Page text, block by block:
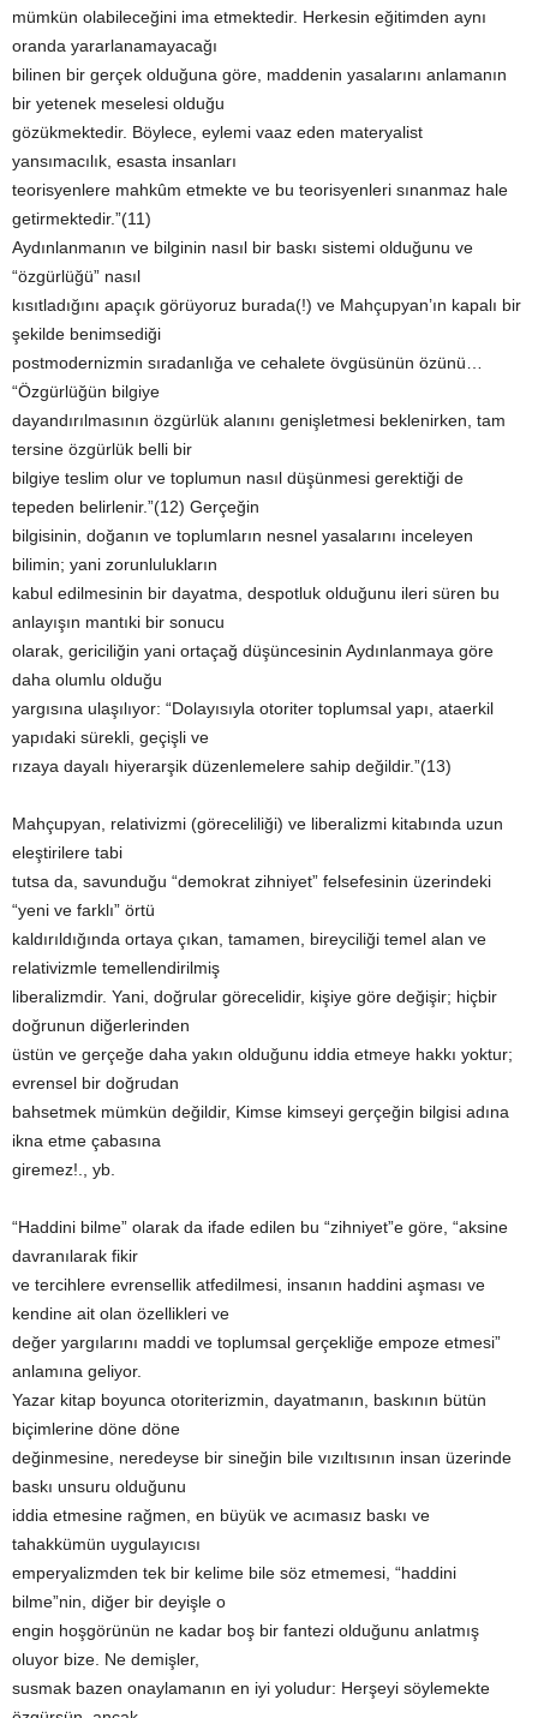
mümkün olabileceğini ima etmektedir. Herkesin eğitimden aynı
oranda yararlanamayacağı
bilinen bir gerçek olduğuna göre, maddenin yasalarını anlamanın
bir yetenek meselesi olduğu
gözükmektedir. Böylece, eylemi vaaz eden materyalist
yansımacılık, esasta insanları
teorisyenlere mahkûm etmekte ve bu teorisyenleri sınanmaz hale
getirmektedir.”(11)
Aydınlanmanın ve bilginin nasıl bir baskı sistemi olduğunu ve
“özgürlüğü” nasıl
kısıtladığını apaçık görüyoruz burada(!) ve Mahçupyan’ın kapalı bir
şekilde benimsediği
postmodernizmin sıradanlığa ve cehalete övgüsünün özünü…
“Özgürlüğün bilgiye
dayandırılmasının özgürlük alanını genişletmesi beklenirken, tam
tersine özgürlük belli bir
bilgiye teslim olur ve toplumun nasıl düşünmesi gerektiği de
tepeden belirlenir.”(12) Gerçeğin
bilgisinin, doğanın ve toplumların nesnel yasalarını inceleyen
bilimin; yani zorunlulukların
kabul edilmesinin bir dayatma, despotluk olduğunu ileri süren bu
anlayışın mantıki bir sonucu
olarak, gericiliğin yani ortaçağ düşüncesinin Aydınlanmaya göre
daha olumlu olduğu
yargısına ulaşılıyor: “Dolayısıyla otoriter toplumsal yapı, ataerkil
yapıdaki sürekli, geçişli ve
rızaya dayalı hiyerarşik düzenlemelere sahip değildir.”(13)
Mahçupyan, relativizmi (göreceliliği) ve liberalizmi kitabında uzun
eleştirilere tabi
tutsa da, savunduğu “demokrat zihniyet” felsefesinin üzerindeki
“yeni ve farklı” örtü
kaldırıldığında ortaya çıkan, tamamen, bireyciliği temel alan ve
relativizmle temellendirilmiş
liberalizmdir. Yani, doğrular görecelidir, kişiye göre değişir; hiçbir
doğrunun diğerlerinden
üstün ve gerçeğe daha yakın olduğunu iddia etmeye hakkı yoktur;
evrensel bir doğrudan
bahsetmek mümkün değildir, Kimse kimseyi gerçeğin bilgisi adına
ikna etme çabasına
giremez!., yb.
“Haddini bilme” olarak da ifade edilen bu “zihniyet”e göre, “aksine
davranılarak fikir
ve tercihlere evrensellik atfedilmesi, insanın haddini aşması ve
kendine ait olan özellikleri ve
değer yargılarını maddi ve toplumsal gerçekliğe empoze etmesi”
anlamına geliyor.
Yazar kitap boyunca otoriterizmin, dayatmanın, baskının bütün
biçimlerine döne döne
değinmesine, neredeyse bir sineğin bile vızıltısının insan üzerinde
baskı unsuru olduğunu
iddia etmesine rağmen, en büyük ve acımasız baskı ve
tahakkümün uygulayıcısı
emperyalizmden tek bir kelime bile söz etmemesi, “haddini
bilme”nin, diğer bir deyişle o
engin hoşgörünün ne kadar boş bir fantezi olduğunu anlatmış
oluyor bize. Ne demişler,
susmak bazen onaylamanın en iyi yoludur: Herşeyi söylemekte